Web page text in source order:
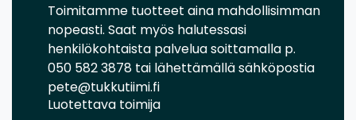
Toimitamme tuotteet aina mahdollisimman
nopeasti. Saat myös halutessasi
henkilökohtaista palvelua soittamalla p.
050 582 3878 tai lähettämällä sähköpostia
pete@tukkutiimi.fi
Luotettava toimija